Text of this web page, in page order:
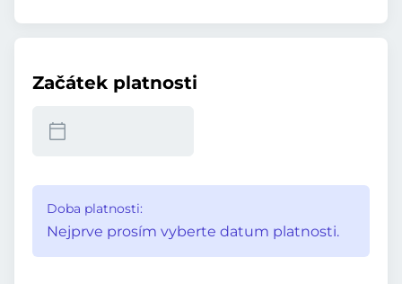
Začátek platnosti
Doba platnosti:
Nejprve prosím vyberte datum platnosti.